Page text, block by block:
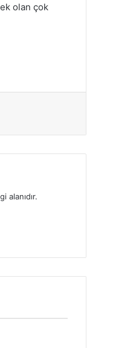
olan çok
alanıdır.